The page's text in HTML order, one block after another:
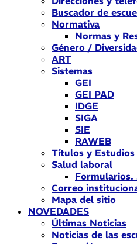
Buscador de
Normativa
Normas y
Género /
ART
Sistemas
GEI
GEI PAD
IDGE
SIGA
SIE
RAWEB
Títulos y Estudios
Salud laboral
Formularios.
Correo
Mapa del sitio
NOVEDADES
Últimas Noticias
Noticias de las